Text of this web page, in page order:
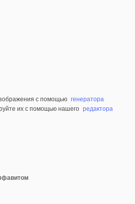
с помощью генератора
их с помощью нашего редактора